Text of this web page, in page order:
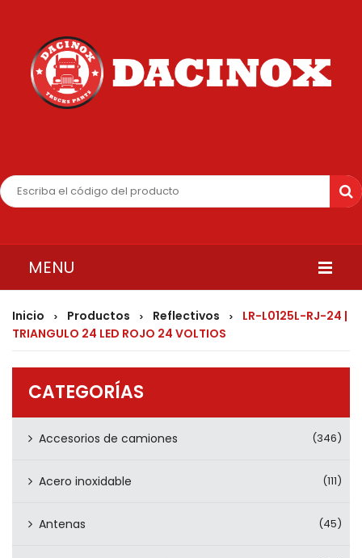
MENU
INICIO
QUIENES SOMOS
Inicio > Productos > Reflectivos >
LR-L0125L-RJ-24 |
TRIANGULO 24 LED ROJO 24 VOLTIOS
CATEGORÍAS
Accesorios de camiones (346)
Acero inoxidable (111)
Antenas (45)